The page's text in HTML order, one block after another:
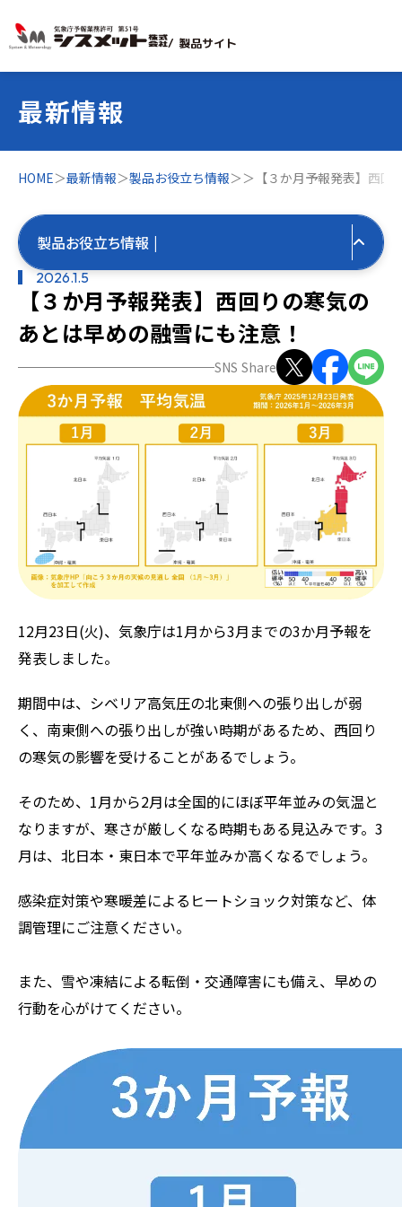
/ 製品サイト
最新情報
HOME＞最新情報＞製品お役立ち情報＞ ＞ 【３か月予報発表】西
製品お役立ち情報 |
すべての最新情報
すべて
ZEROSAI X-AI
羅針盤PLUS
デジクラゲ
気象お役立ち情報
技術提案
お知らせ
閉じる
2026.1.5
【３か月予報発表】西回りの寒気の
あとは早めの融雪にも注意！
SNS Share
12月23日(火)、気象庁は1月から3月までの3か月予報を
発表しました。
期間中は、シベリア高気圧の北東側への張り出しが弱
く、南東側への張り出しが強い時期があるため、西回り
の寒気の影響を受けることがあるでしょう。
そのため、1月から2月は全国的にほぼ平年並みの気温と
なりますが、寒さが厳しくなる時期もある見込みです。3
月は、北日本・東日本で平年並みか高くなるでしょう。
感染症対策や寒暖差によるヒートショック対策など、体
調管理にご注意ください。
また、雪や凍結による転倒・交通障害にも備え、早めの
行動を心がけてください。